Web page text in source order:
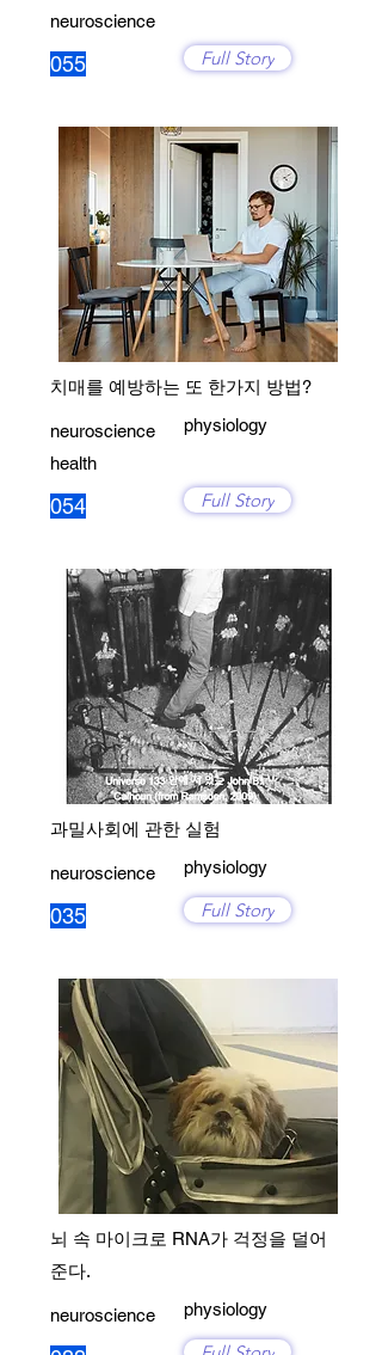
neuroscience
055 Full Story
치매를 예방하는 또 한가지 방법?
neuroscience
health
054
physiology
Full Story
과밀사회에 관한 실험
neuroscience
035
physiology
Full Story
뇌 속 마이크로 RNA가 걱정을 덜어
준다.
neuroscience physiology